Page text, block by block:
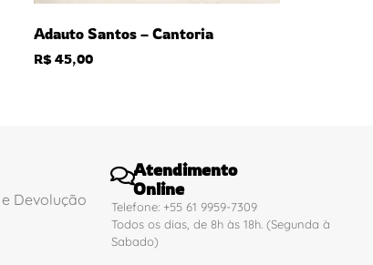
Adauto Santos – Cantoria
R$45,00
Devolução
Atendimento
Online
Telefone: +55 61 9959-7309
Todos os dias, de 8h às 18h. (Segunda à
Sabado)